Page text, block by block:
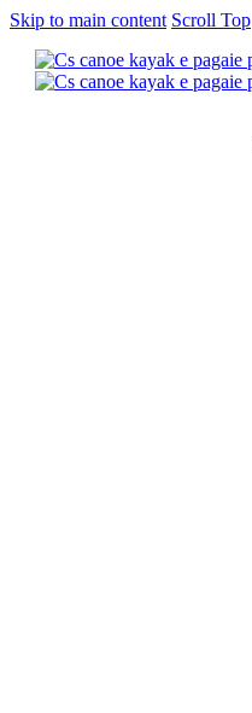
Skip to main content Scroll Top